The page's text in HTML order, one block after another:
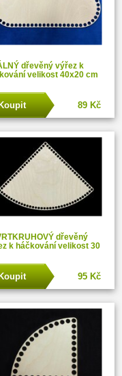
dřevěný výřez k
velikost 40x20 cm
89 Kč
Koupit
dřevěný
k háčkování velikost 30
95 Kč
Koupit